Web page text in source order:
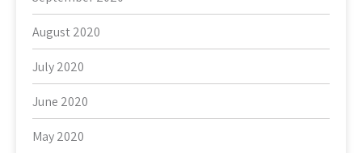
August 2020
July 2020
June 2020
May 2020